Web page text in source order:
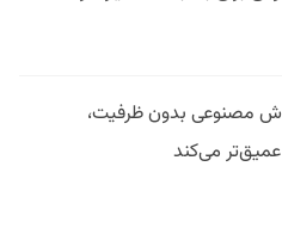
مصنوعی بدون ظرفیت،
می‌کند